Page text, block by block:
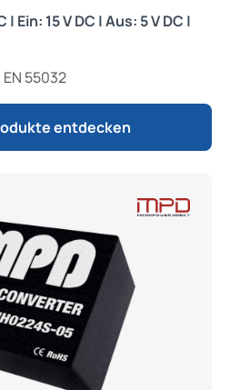
Ein: 15 V DC | Aus: 5 V DC |
55032
entdecken